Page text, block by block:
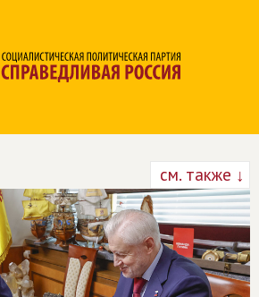
см. также ↓